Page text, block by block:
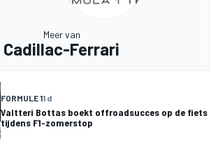
Meer van
Cadillac-Ferrari
FORMULE 11 d
Valtteri Bottas boekt offroadsucces op de fiets
tijdens F1-zomerstop